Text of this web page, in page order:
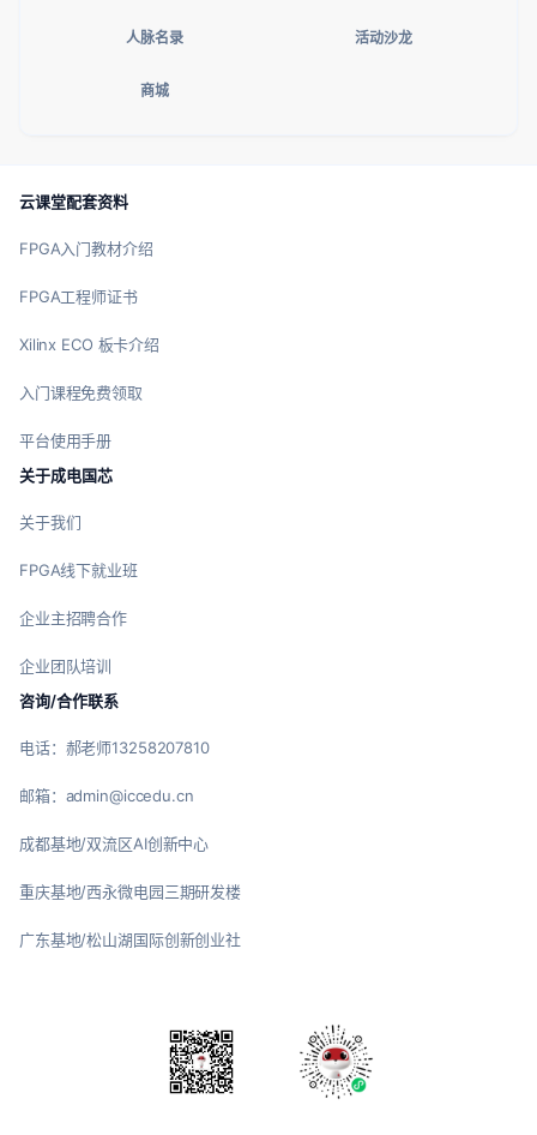
人脉名录 活动沙龙
商城
云课堂配套资料
FPGA入门教材介绍
FPGA工程师证书
Xilinx ECO 板卡介绍
入门课程免费领取
平台使用手册
关于成电国芯
关于我们
FPGA线下就业班
企业主招聘合作
企业团队培训
咨询/合作联系
电话：郝老师13258207810
邮箱：admin@iccedu.cn
成都基地/双流区AI创新中心
重庆基地/西永微电园三期研发楼
广东基地/松山湖国际创新创业社